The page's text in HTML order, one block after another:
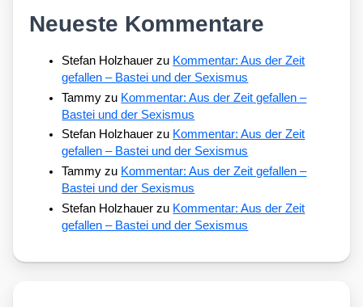
Neueste Kommentare
Stefan Holzhauer zu Kommentar: Aus der Zeit
gefallen – Bastei und der Sexismus
Tammy zu Kommentar: Aus der Zeit gefallen –
Bastei und der Sexismus
Stefan Holzhauer zu Kommentar: Aus der Zeit
gefallen – Bastei und der Sexismus
Tammy zu Kommentar: Aus der Zeit gefallen –
Bastei und der Sexismus
Stefan Holzhauer zu Kommentar: Aus der Zeit
gefallen – Bastei und der Sexismus